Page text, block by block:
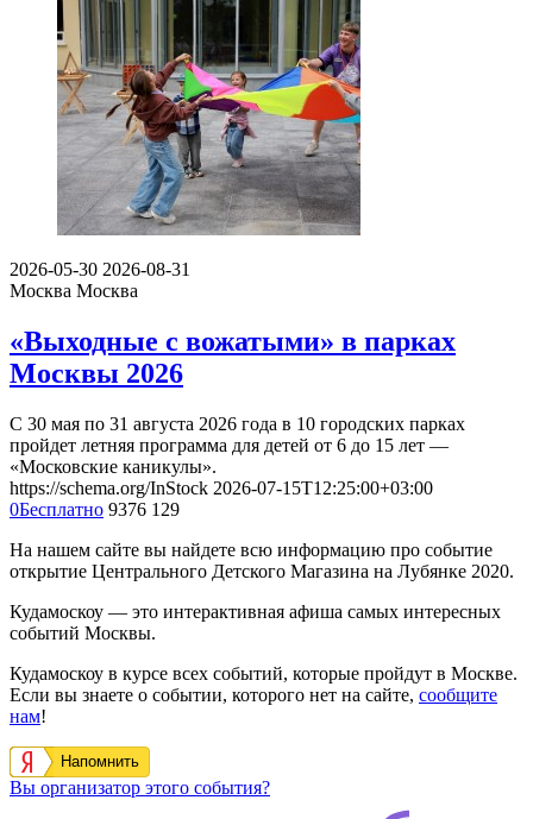
2026-05-30 2026-08-31
Москва Москва
«Выходные с вожатыми» в парках
Москвы 2026
С 30 мая по 31 августа 2026 года в 10 городских парках
пройдет летняя программа для детей от 6 до 15 лет —
«Московские каникулы».
https://schema.org/InStock 2026-07-15T12:25:00+03:00
0Бесплатно 9376 129
На нашем сайте вы найдете всю информацию про событие
открытие Центрального Детского Магазина на Лубянке 2020.
Кудамоскоу — это интерактивная афиша самых интересных
событий Москвы.
Кудамоскоу в курсе всех событий, которые пройдут в Москве.
Если вы знаете о событии, которого нет на сайте, сообщите
нам!
Напомнить
Вы организатор этого события?